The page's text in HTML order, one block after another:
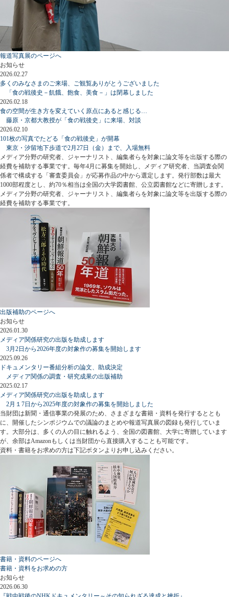
報道写真展のページへ
お知らせ
2026.02.27
多くのみなさまのご来場、ご観覧ありがとうございました
「食の戦後史－飢餓、飽食、美食－」は閉幕しました
2026.02.18
食の空間が生き方を変えていく原点にあると感じる…
藤原・京都大教授が「食の戦後史」に来場、対談
2026.02.10
101枚の写真でたどる「食の戦後史」が開幕
東京・汐留地下歩道で2月27日（金）まで、入場無料
メディア分野の研究者、ジャーナリスト、編集者らを対象に論文等を出版する際の
経費を補助する事業です。毎年4月に募集を開始し、メディア研究者、当調査会関
係者で構成する「審査委員会」が応募作品の中から選定します。発行部数は最大
1000部程度とし、約70％相当は全国の大学図書館、公立図書館などに寄贈します。
メディア分野の研究者、ジャーナリスト、編集者らを対象に論文等を出版する際の
経費を補助する事業です。
出版補助のページへ
お知らせ
2026.01.30
メディア関係研究の出版を助成します
3月2日から2026年度の対象作の募集を開始します
2025.09.26
ドキュメンタリー番組分析の論文、助成決定
メディア関係の調査・研究成果の出版補助
2025.02.17
メディア関係研究の出版を助成します
2月１7日から2025年度の対象作の募集を開始しました
当財団は新聞・通信事業の発展のため、さまざまな書籍・資料を発行するととも
に、開催したシンポジウムでの議論のまとめや報道写真展の図録も発行していま
す。大部分は、多くの人の目に触れるよう、全国の図書館、大学に寄贈しています
が、余部はAmazonもしくは当財団から直接購入することも可能です。
資料・書籍をお求めの方は下記ボタンよりお申し込みください。
書籍・資料のページへ
書籍・資料をお求めの方
お知らせ
2026.06.30